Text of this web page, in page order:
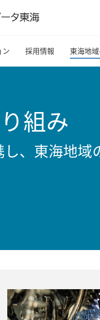
ン 採用情報 東海地
組み
し、東海地